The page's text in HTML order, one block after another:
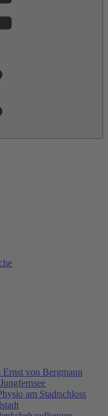
von Bergmann
am Stadtschloss